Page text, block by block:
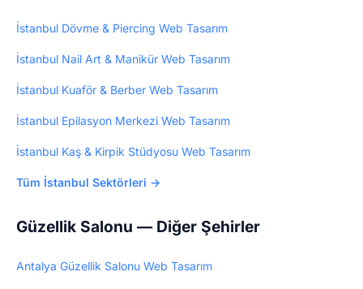
İstanbul Dövme & Piercing Web Tasarım
İstanbul Nail Art & Manikür Web Tasarım
İstanbul Kuaför & Berber Web Tasarım
İstanbul Epilasyon Merkezi Web Tasarım
İstanbul Kaş & Kirpik Stüdyosu Web Tasarım
Tüm İstanbul Sektörleri →
Güzellik Salonu — Diğer Şehirler
Antalya Güzellik Salonu Web Tasarım